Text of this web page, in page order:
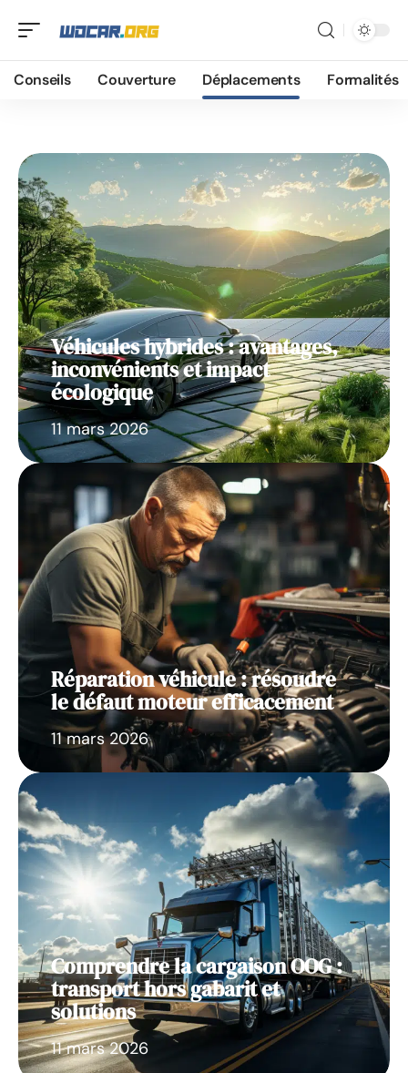
Conseils Couverture Déplacements Formalités
Déplacements
Véhicules hybrides : avantages,
inconvénients et impact
écologique
11 mars 2026
Réparation véhicule : résoudre
le défaut moteur efficacement
11 mars 2026
Comprendre la cargaison OOG :
transport hors gabarit et
solutions
11 mars 2026